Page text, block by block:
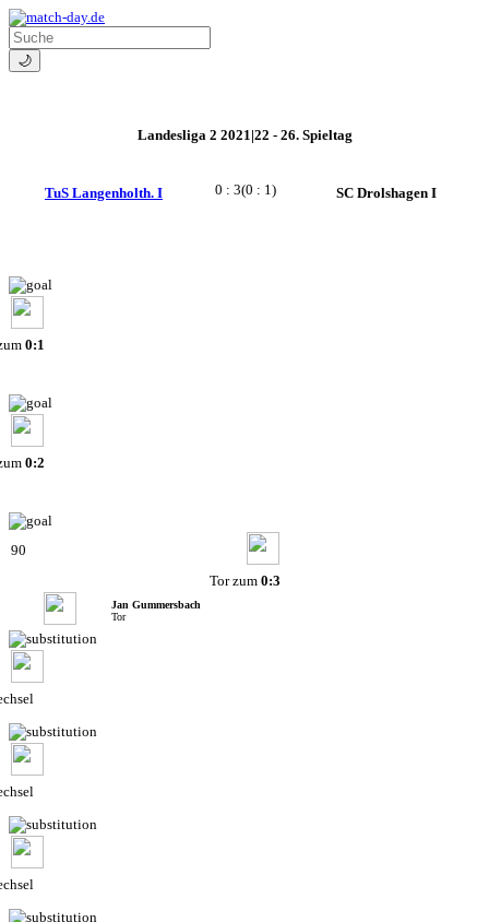
🌙
Landesliga 2 2021|22 - 26. Spieltag
TuS Langenholth. I 0 : 3(0 : 1) SC Drolshagen I
0:1
0:2
90
Tor zum 0:3
Jan Gummersbach
Tor